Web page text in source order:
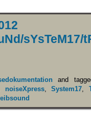
sYsTeM17/
and
noiseXpress,System17 ,